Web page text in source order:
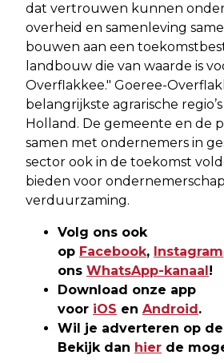
dat vertrouwen kunnen
overheid en samenleving
bouwen aan een
landbouw die van waarde is
Overflakkee." Goeree-
belangrijkste agrarische
Holland. De gemeente en de
samen met ondernemers in
sector ook in de toekomst
bieden voor
verduurzaming.
Volg ons ook
op Facebook, Instagram
ons WhatsApp-kanaal!
Download onze app
voor iOS en Android.
Wil je adverteren op
Bekijk dan hier de